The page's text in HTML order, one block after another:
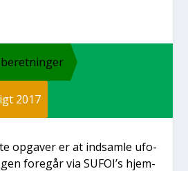
2017
opga­ver er at ind­sam­le ufo-
fore­går via SUFOI’s hjem­